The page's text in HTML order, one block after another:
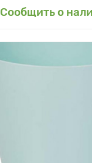
Сообщить о
Добавить в мой